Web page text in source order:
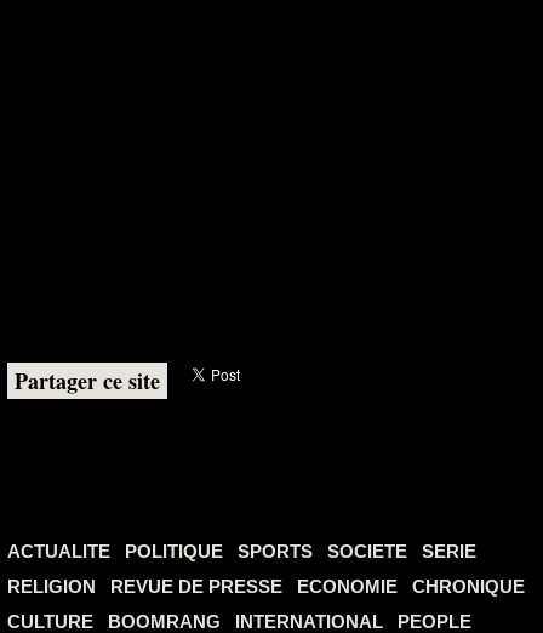
Partager ce site
ACTUALITE POLITIQUE SPORTS SOCIETE
SERIE
RELIGION
REVUE DE PRESSE ECONOMIE
CHRONIQUE
CULTURE
BOOMRANG INTERNATIONAL
PEOPLE